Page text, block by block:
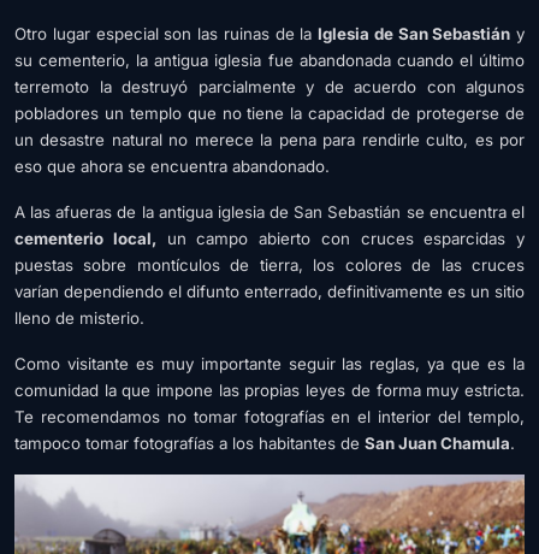
Otro lugar especial son las ruinas de la Iglesia de San Sebastián y
su cementerio, la antigua iglesia fue abandonada cuando el último
terremoto la destruyó parcialmente y de acuerdo con algunos
pobladores un templo que no tiene la capacidad de protegerse de
un desastre natural no merece la pena para rendirle culto, es por
eso que ahora se encuentra abandonado.
A las afueras de la antigua iglesia de San Sebastián se encuentra el
cementerio local,un campo abierto con cruces esparcidas y
puestas sobre montículos de tierra, los colores de las cruces
varían dependiendo el difunto enterrado, definitivamente es un sitio
lleno de misterio.
Como visitante es muy importante seguir las reglas, ya que es la
comunidad la que impone las propias leyes de forma muy estricta.
Te recomendamos no tomar fotografías en el interior del templo,
tampoco tomar fotografías a los habitantes de San Juan Chamula.